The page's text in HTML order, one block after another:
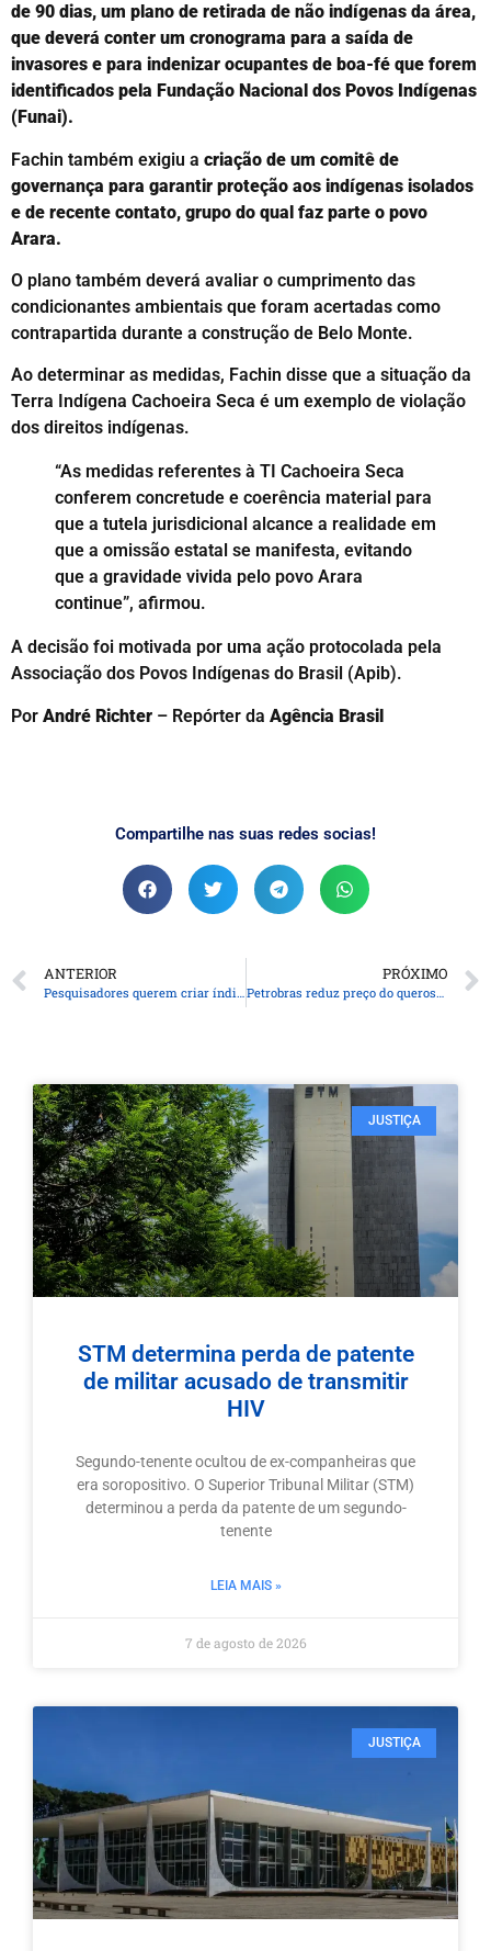
de 90 dias, um plano de retirada de não indígenas da área,
que deverá conter um cronograma para a saída de
invasores e para indenizar ocupantes de boa-fé que forem
identificados pela Fundação Nacional dos Povos Indígenas
(Funai).
Fachin também exigiu a criação de um comitê de
governança para garantir proteção aos indígenas isolados
e de recente contato, grupo do qual faz parte o povo
Arara.
O plano também deverá avaliar o cumprimento das
condicionantes ambientais que foram acertadas como
contrapartida durante a construção de Belo Monte.
Ao determinar as medidas, Fachin disse que a situação da
Terra Indígena Cachoeira Seca é um exemplo de violação
dos direitos indígenas.
“As medidas referentes à TI Cachoeira Seca
conferem concretude e coerência material para
que a tutela jurisdicional alcance a realidade em
que a omissão estatal se manifesta, evitando
que a gravidade vivida pelo povo Arara
continue”, afirmou.
A decisão foi motivada por uma ação protocolada pela
Associação dos Povos Indígenas do Brasil (Apib).
Por André Richter – Repórter da Agência Brasil
Compartilhe nas suas redes socias!
ANTERIOR
Pesquisadores querem criar índice para “traduzir” estresse ambiental
PRÓXIMO
Petrobras reduz preço do querosene de aviação em 14,2%
JUSTIÇA
STM determina perda de patente
de militar acusado de transmitir
HIV
Segundo-tenente ocultou de ex-companheiras que
era soropositivo. O Superior Tribunal Militar (STM)
determinou a perda da patente de um segundo-
tenente
LEIA MAIS »
7 de agosto de 2026
JUSTIÇA